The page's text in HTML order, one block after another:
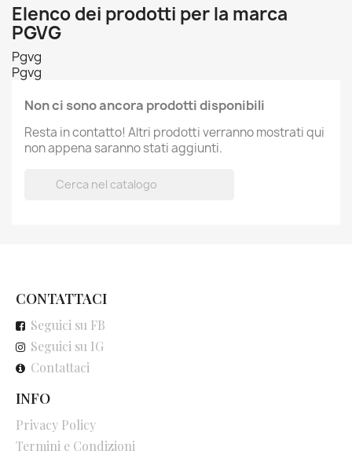
Elenco dei prodotti per la marca
PGVG
Pgvg
Pgvg
Non ci sono ancora prodotti disponibili
Resta in contatto! Altri prodotti verranno mostrati qui
non appena saranno stati aggiunti.
CONTATTACI
Seguici su FB
Seguici su IG
Contattaci
INFO
Privacy Policy
Termini e Condizioni